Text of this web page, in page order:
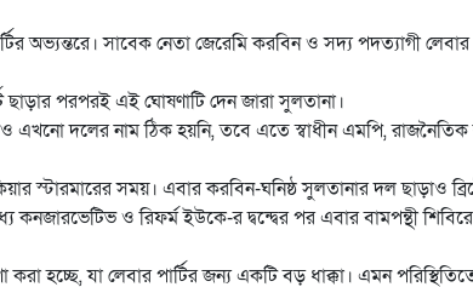
অভ্যন্তরে। সাবেক নেতা জেরেমি করবিন ও সদ্য পদত্যাগী
ছাড়ার পরপরই এই ঘোষণাটি দেন জারা সুলতানা।
এখনো দলের নাম ঠিক হয়নি, তবে এতে স্বাধীন এমপি, রাজনৈতিক
স্টারমারের সময়। এবার করবিন-ঘনিষ্ঠ সুলতানার দল ছাড়াও
ও রিফর্ম ইউকে-র দ্বন্দ্বের পর এবার বামপন্থী
হচ্ছে, যা লেবার পার্টির জন্য একটি বড় ধাক্কা। এমন